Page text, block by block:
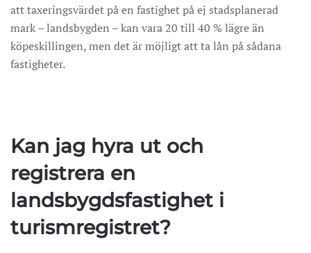
att taxeringsvärdet på en fastighet på ej stadsplanerad
mark – landsbygden – kan vara 20 till 40 % lägre än
köpeskillingen, men det är möjligt att ta lån på sådana
fastigheter.
Kan jag hyra ut och
registrera en
landsbygdsfastighet i
turismregistret?